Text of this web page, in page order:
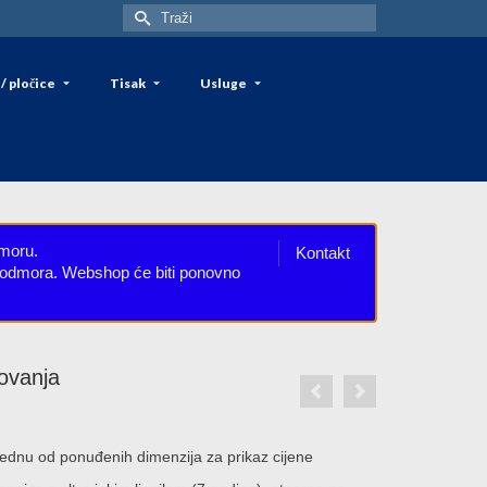
Search
for:
pločice Tisak
Usluge
Kontakt
Webshop će biti ponovno
od ponuđenih dimenzija za prikaz cijene